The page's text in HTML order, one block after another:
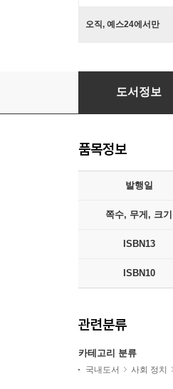
오직, 예스24에서만
AI · DX 기반 자
도서정보
품목정보
발행일
쪽수, 무게, 크기
ISBN13
ISBN10
관련분류
카테고리 분류
국내도서 사회 정치